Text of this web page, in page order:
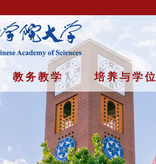
教务教学 培养与学位